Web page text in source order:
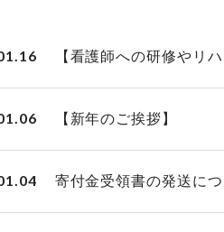
【看護師への研修やリ
【新年のご挨拶】
寄付金受領書の発送につ